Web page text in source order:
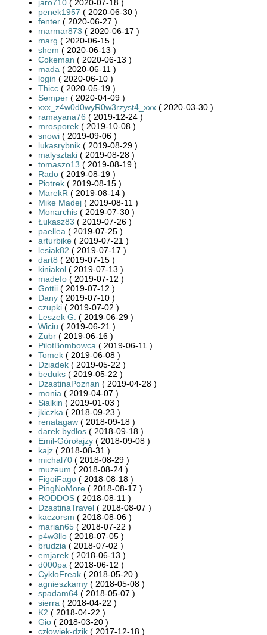
jaro710 ( 2020-07-18 )
penek1957 ( 2020-06-30 )
fenter ( 2020-06-27 )
marmar873 ( 2020-06-17 )
marg ( 2020-06-15 )
shem ( 2020-06-13 )
Cokeman ( 2020-06-13 )
mada ( 2020-06-11 )
login ( 2020-06-10 )
Thicc ( 2020-05-19 )
Semper ( 2020-04-09 )
xxx_z4w0d0wyR0w3rzyst4_xxx ( 2020-03-30 )
ramayana76 ( 2019-12-24 )
mrosporek ( 2019-10-08 )
snowi ( 2019-09-06 )
lukasrybnik ( 2019-08-29 )
malysztaki ( 2019-08-28 )
tomaszo13 ( 2019-08-19 )
Rado ( 2019-08-19 )
Piotrek ( 2019-08-15 )
MarekR ( 2019-08-14 )
Mike Madej ( 2019-08-11 )
Monarchis ( 2019-07-30 )
Łukasz83 ( 2019-07-26 )
paellea ( 2019-07-25 )
arturbike ( 2019-07-21 )
lesiak82 ( 2019-07-17 )
dart8 ( 2019-07-15 )
kiniakol ( 2019-07-13 )
madefo ( 2019-07-12 )
Gottii ( 2019-07-12 )
Dany ( 2019-07-10 )
czupki ( 2019-07-02 )
Leszek G. ( 2019-06-29 )
Wiciu ( 2019-06-21 )
Żubr ( 2019-06-16 )
PilotBombowca ( 2019-06-11 )
Tomek ( 2019-06-08 )
Dziadek ( 2019-05-22 )
beduks ( 2019-05-22 )
DzastinaPoznan ( 2019-04-28 )
monia ( 2019-04-07 )
Sialkin ( 2019-01-03 )
jkiczka ( 2018-09-23 )
renatagaw ( 2018-09-18 )
darek.bydlos ( 2018-09-18 )
Emil-Górołajzy ( 2018-09-08 )
kajz ( 2018-08-31 )
michal70 ( 2018-08-29 )
muzeum ( 2018-08-24 )
FigoiFago ( 2018-08-18 )
PingNoMore ( 2018-08-17 )
RODDOS ( 2018-08-11 )
DzastinaTravel ( 2018-08-07 )
kaczorsm ( 2018-08-06 )
marian65 ( 2018-07-22 )
p4w3llo ( 2018-07-05 )
brudzia ( 2018-07-02 )
emjarek ( 2018-06-13 )
d000pa ( 2018-06-12 )
CykloFreak ( 2018-05-20 )
agnieszkamy ( 2018-05-08 )
spadam64 ( 2018-05-07 )
sierra ( 2018-04-22 )
K2 ( 2018-04-22 )
Gio ( 2018-03-20 )
człowiek-dzik ( 2017-12-18 )